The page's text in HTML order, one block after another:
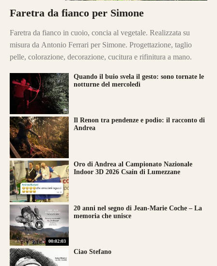
Faretra da fianco per Simone
Faretra da fianco in cuoio, concia al vegetale. Realizzata su
misura da Antonio Ferrari per Simone. Progettazione, taglio
pelle, colorazione, decorazione, cucitura e rifinitura a mano.
Quando il buio svela il gesto: sono tornate le
notturne del mercoledì
Il Renon tra pendenze e podio: il racconto di
Andrea
Oro di Andrea al Campionato Nazionale
Indoor 3D 2026 Csain di Lumezzane
00:02:03
20 anni nel segno di Jean-Marie Coche – La
memoria che unisce
Ciao Stefano